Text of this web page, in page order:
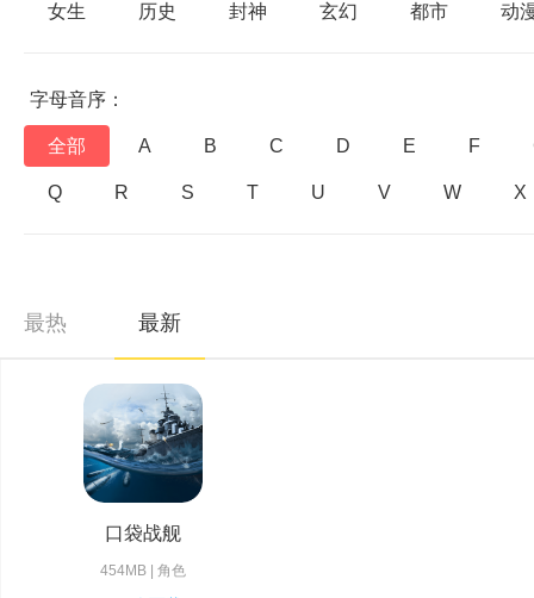
女生 历史 封神 玄幻 都市 动
字母音序：
全部 A B C D E F
Q R S T U V W X
最热 最新
口袋战舰
454MB | 角色